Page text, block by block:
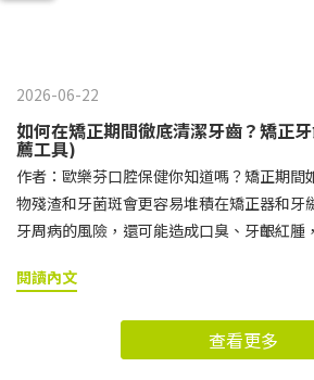
2026-06-22
如何在矯正期間徹底清潔牙齒？矯正
薦工具)
作者：歐樂芬口腔保健你知道嗎？矯正期間
物殘渣和牙菌斑會更容易堆積在矯正器和牙
牙周病的風險，還可能造成口臭、牙齦紅腫
矯正牙齒清潔。 接下來小編就要帶你了解，
矯正牙齒清潔工具，讓牙套周圍與牙縫都能
潔快速導讀區矯正牙齒清潔的基本守則矯正
閱讀內文
查看更多